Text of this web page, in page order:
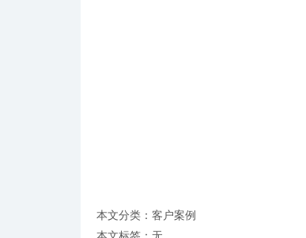
本文分类： 客户案例
本文标签：无